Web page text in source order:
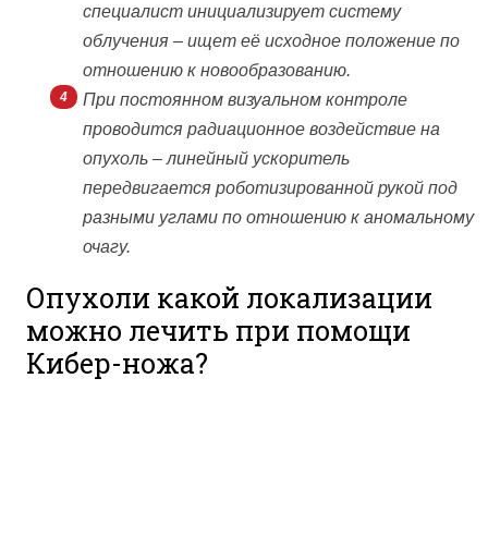
специалист инициализирует систему
облучения – ищет её исходное положение по
отношению к новообразованию.
При постоянном визуальном контроле
проводится радиационное воздействие на
опухоль – линейный ускоритель
передвигается роботизированной рукой под
разными углами по отношению к аномальному
очагу.
Опухоли какой локализации
можно лечить при помощи
Кибер-ножа?